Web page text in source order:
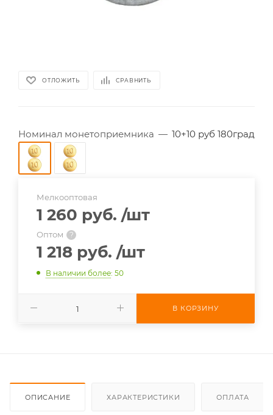
ОТЛОЖИТЬ СРАВНИТЬ
Номинал монетоприемника — 10+10 руб 180град
Мелкооптовая
1 260 руб. /шт
Оптом ?
1 218 руб. /шт
В наличии более: 50
В КОРЗИНУ
ОПИСАНИЕ ХАРАКТЕРИСТИКИ ОПЛАТА